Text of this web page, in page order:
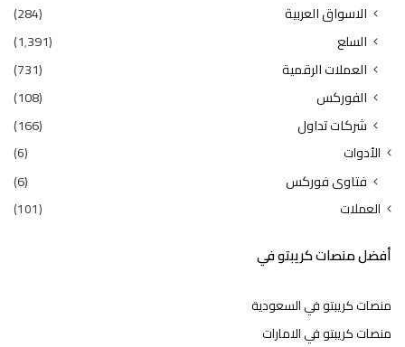
الاسواق العربية
(284)
السلع
(1٬391)
العملات الرقمية
(731)
الفوركس
(108)
شركات تداول
(166)
الأدوات (6)
فتاوى فوركس (6)
العملات (101)
أفضل منصات كريبتو في
منصات كريبتو في السعودية
منصات كريبتو في الامارات